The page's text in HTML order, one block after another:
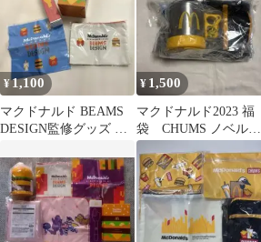
¥1,100
マクドナルド BEAMS
DESIGN監修グッズ 福
¥ 1,500
マクドナルド2023 福
袋 CHUMS ノベルテ
ィ